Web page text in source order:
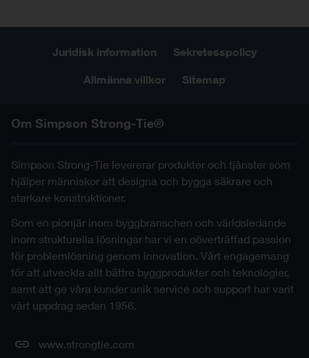
Juridisk information Sekretesspolicy
Allmänna villkor Sitemap
Om Simpson Strong-Tie®
Simpson Strong-Tie levererar produkter och tjänster som
hjälper människor att designa och bygga säkrare och
starkare konstruktioner.
Som en pionjär inom byggbranschen och världsledande
inom strukturella lösningar har vi en oöverträffad passion
för problemlösning genom innovation. Vårt engagemang
för att utveckla allt bättre byggprodukter och teknologier,
samt att ge våra kunder unik service och support har varit
vårt uppdrag sedan 1956.
www.strongtie.com